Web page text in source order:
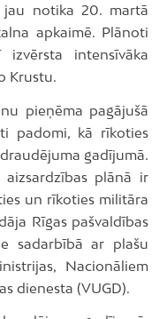
jau notika 20. martā
apkaimē. Plānoti
intensīvāka
Krustu.
pieņēma pagājušā
padomi, kā rīkoties
gadījumā.
plānā ir
un rīkoties militāra
Rīgas pašvaldības
sadarbībā ar plašu
Nacionāliem
dienesta (VUGD).